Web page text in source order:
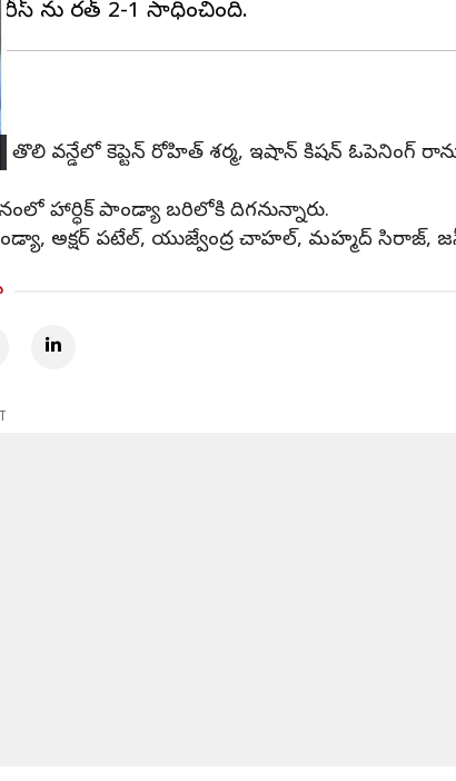
వన్డేలో కెప్టెన్ రోహిత్ శర్మ, ఇషాన్ కిషన్ ఓపెనింగ్
హార్ధిక్ పాండ్యా బరిలోకి దిగనున్నారు.
పటేల్, యుజ్వేంద్ర చాహల్, మహ్మద్ సిరాజ్, జస్ప్రీత్